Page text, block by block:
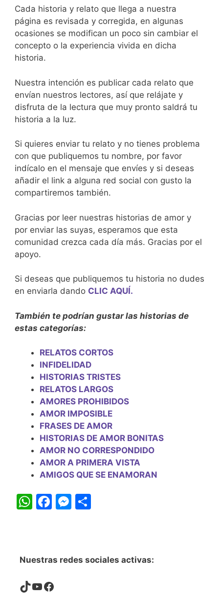
Cada historia y relato que llega a nuestra
página es revisada y corregida, en algunas
ocasiones se modifican un poco sin cambiar el
concepto o la experiencia vivida en dicha
historia.
Nuestra intención es publicar cada relato que
envían nuestros lectores, así que relájate y
disfruta de la lectura que muy pronto saldrá tu
historia a la luz.
Si quieres enviar tu relato y no tienes problema
con que publiquemos tu nombre, por favor
indícalo en el mensaje que envíes y si deseas
añadir el link a alguna red social con gusto la
compartiremos también.
Gracias por leer nuestras historias de amor y
por enviar las suyas, esperamos que esta
comunidad crezca cada día más. Gracias por el
apoyo.
Si deseas que publiquemos tu historia no dudes
en enviarla dando CLIC AQUÍ.
También te podrían gustar las historias de
estas categorías:
RELATOS CORTOS
INFIDELIDAD
HISTORIAS TRISTES
RELATOS LARGOS
AMORES PROHIBIDOS
AMOR IMPOSIBLE
FRASES DE AMOR
HISTORIAS DE AMOR BONITAS
AMOR NO CORRESPONDIDO
AMOR A PRIMERA VISTA
AMIGOS QUE SE ENAMORAN
W
A
p
F
b
o
M
e
Nuestras redes sociales activas:
TikTok
YouTube
Facebook